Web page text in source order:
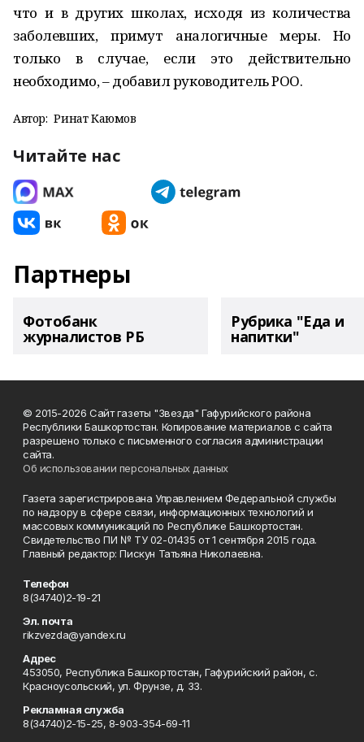
что и в других школах, исходя из количества
заболевших, примут аналогичные меры. Но
только в случае, если это действительно
необходимо, – добавил руководитель РОО.
Автор: Ринат Каюмов
Читайте нас
Партнеры
Фотобанк
журналистов РБ
Рубрика "Еда и
напитки"
© 2015-2026 Сайт газеты "Звезда" Гафурийского района
Республики Башкортостан. Копирование материалов с сайта
разрешено только с письменного согласия администрации
сайта.
Об использовании персональных данных
Газета зарегистрирована Управлением Федеральной службы
по надзору в сфере связи, информационных технологий и
массовых коммуникаций по Республике Башкортостан.
Свидетельство ПИ № ТУ 02-01435 от 1 сентября 2015 года.
Главный редактор: Пискун Татьяна Николаевна.
Телефон
8(34740)2-19-21
Эл. почта
rikzvezda@yandex.ru
Адрес
453050, Республика Башкортостан, Гафурийский район, с.
Красноусольский, ул. Фрунзе, д. 33.
Рекламная служба
8(34740)2-15-25, 8-903-354-69-11